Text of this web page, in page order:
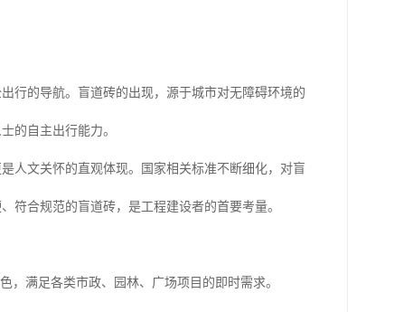
行的导航。盲道砖的出现，源于城市对无障碍环境的
的自主出行能力。
人文关怀的直观体现。国家相关标准不断细化，对盲
符合规范的盲道砖，是工程建设者的首要考量。
，满足各类市政、园林、广场项目的即时需求。